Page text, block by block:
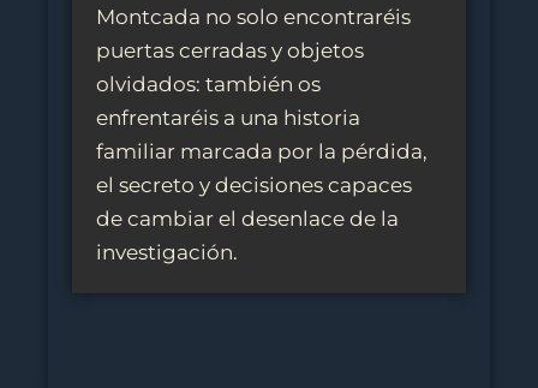
Montcada no solo encontraréis
puertas cerradas y objetos
olvidados: también os
enfrentaréis a una historia
familiar marcada por la pérdida,
el secreto y decisiones capaces
de cambiar el desenlace de la
investigación.